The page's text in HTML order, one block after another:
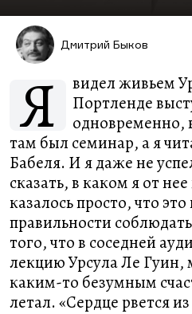
Дмитрий Быков
Я
видел живьем
Портленде
одновременно,
там был семинар, а я
Бабеля. И я даже не
сказать, в каком я от
казалось просто, что
правильности
того, что в соседней
лекцию Урсула Ле Гуин,
каким-то безумным
летал. «Сердце рвется